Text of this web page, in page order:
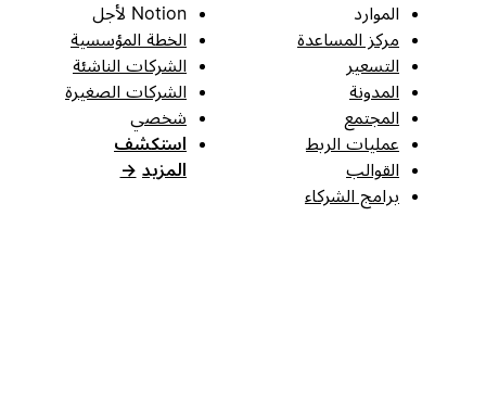
الموارد
مركز المساعدة
التسعير
المدونة
المجتمع
عمليات الربط
القوالب
برامج الشركاء
Notion لأجل
الخطة المؤسسية
الشركات الناشئة
الشركات الصغيرة
شخصي
استكشف
المزيد →